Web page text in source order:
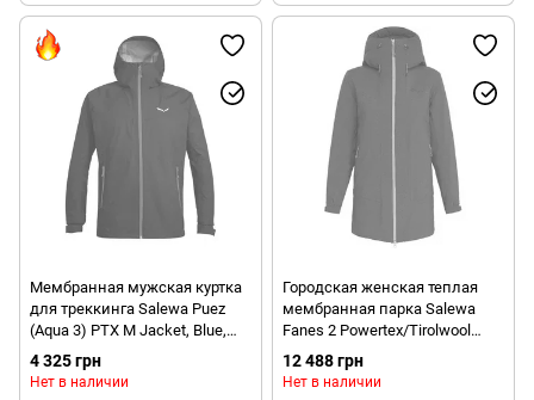
Мембранная мужская куртка
для треккинга Salewa Puez
(Aqua 3) PTX M Jacket, Blue,
52/XL (SLW 24545.3981-52/XL)
4 325 грн
Нет в наличии
Городская женская теплая
мембранная парка Salewa
Fanes 2 Powertex/Tirolwool
Celliant Parka, S - Blue
(4053865918535)
12 488 грн
Нет в наличии